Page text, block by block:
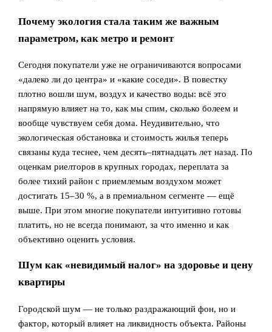
Почему экология стала таким же важным
параметром, как метро и ремонт
Сегодня покупатели уже не ограничиваются вопросами
«далеко ли до центра» и «какие соседи». В повестку
плотно вошли шум, воздух и качество воды: всё это
напрямую влияет на то, как мы спим, сколько болеем и
вообще чувствуем себя дома. Неудивительно, что
экологическая обстановка и стоимость жилья теперь
связаны куда теснее, чем десять–пятнадцать лет назад. По
оценкам риелторов в крупных городах, переплата за
более тихий район с приемлемым воздухом может
достигать 15–30 %, а в премиальном сегменте — ещё
выше. При этом многие покупатели интуитивно готовы
платить, но не всегда понимают, за что именно и как
объективно оценить условия.
Шум как «невидимый налог» на здоровье и цену
квартиры
Городской шум — не только раздражающий фон, но и
фактор, который влияет на ликвидность объекта. Районы